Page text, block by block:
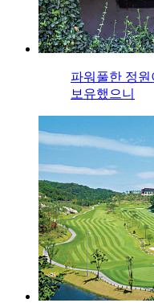
파워풀한 정원
보유했으니